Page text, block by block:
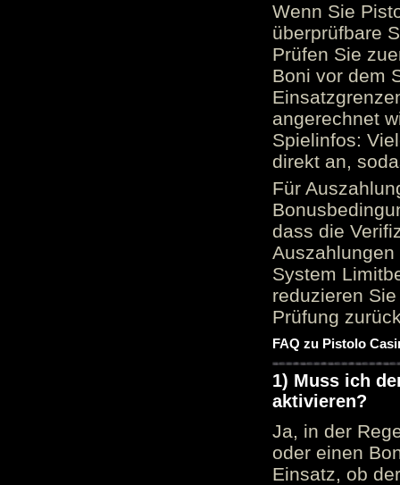
Wenn Sie
überprüfbare
Prüfen Sie
Boni vor dem
angerechnet
Spielinfos:
direkt an,
Für
dass die
System
reduzieren
Prüfung
FAQ zu Pistolo
1) Muss ich
aktivieren?
Ja, in der
oder einen
Einsatz, ob